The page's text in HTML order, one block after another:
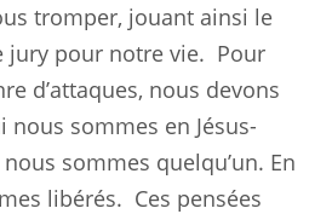
tromper, jouant ainsi le
jury pour notre vie. Pour
d’attaques, nous devons
sommes en Jésus-
nous sommes quelqu’un. En
libérés. Ces pensées